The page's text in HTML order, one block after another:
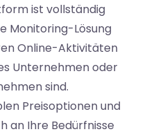
ist vollständig
Monitoring-Lösung
Online-Aktivitäten
Unternehmen oder
sind.
Preisoptionen und
an Ihre Bedürfnisse